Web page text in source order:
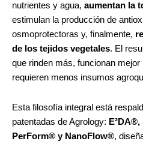
nutrientes y agua, aumentan la
estimulan la producción de
osmoprotectoras y, finalmente,
de los tejidos vegetales. El
que rinden más, funcionan
requieren menos insumos
Esta filosofía integral está
patentadas de Agrology:
PerForm® y NanoFlow®,